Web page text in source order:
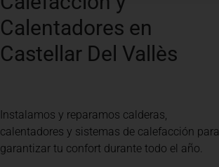
Calentadores en
Castellar Del Vallès
Instalamos y reparamos calderas,
calentadores y sistemas de calefacción para
garantizar tu confort durante todo el año.